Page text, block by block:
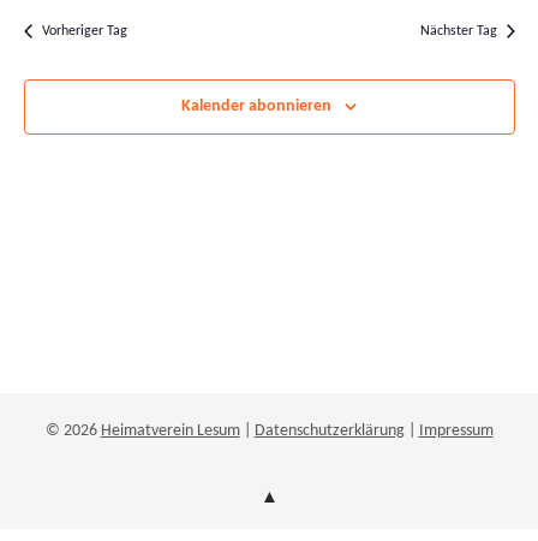
und
Vorheriger Tag Nächster Tag
Kalender abonnieren
© 2026 Heimatverein Lesum| Datenschutzerklärung| Impressum